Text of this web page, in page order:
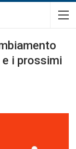
i prossimi